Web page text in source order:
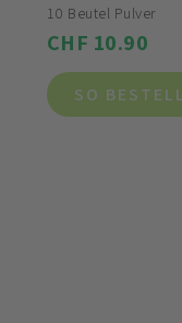
10 Beutel Pulver
CHF 10.90
SO